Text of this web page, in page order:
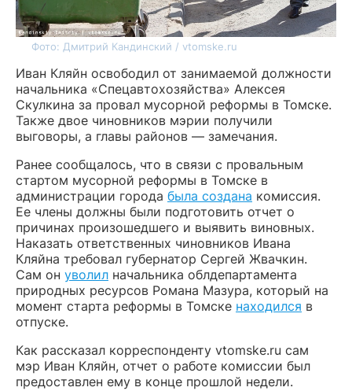
Фото: Дмитрий Кандинский / vtomske.ru
Иван Кляйн освободил от занимаемой должности
начальника «Спецавтохозяйства» Алексея
Скулкина за провал мусорной реформы в Томске.
Также двое чиновников мэрии получили
выговоры, а главы районов — замечания.
Ранее сообщалось, что в связи с провальным
стартом мусорной реформы в Томске в
администрации города была создана комиссия.
Ее члены должны были подготовить отчет о
причинах произошедшего и выявить виновных.
Наказать ответственных чиновников Ивана
Кляйна требовал губернатор Сергей Жвачкин.
Сам он уволил начальника облдепартамента
природных ресурсов Романа Мазура, который на
момент старта реформы в Томске находился в
отпуске.
Как рассказал корреспонденту vtomske.ru сам
мэр Иван Кляйн, отчет о работе комиссии был
предоставлен ему в конце прошлой недели.